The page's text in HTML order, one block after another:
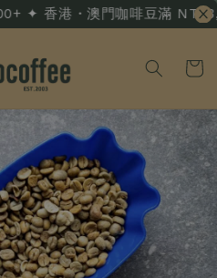
✦ 香港・澳門咖啡豆滿